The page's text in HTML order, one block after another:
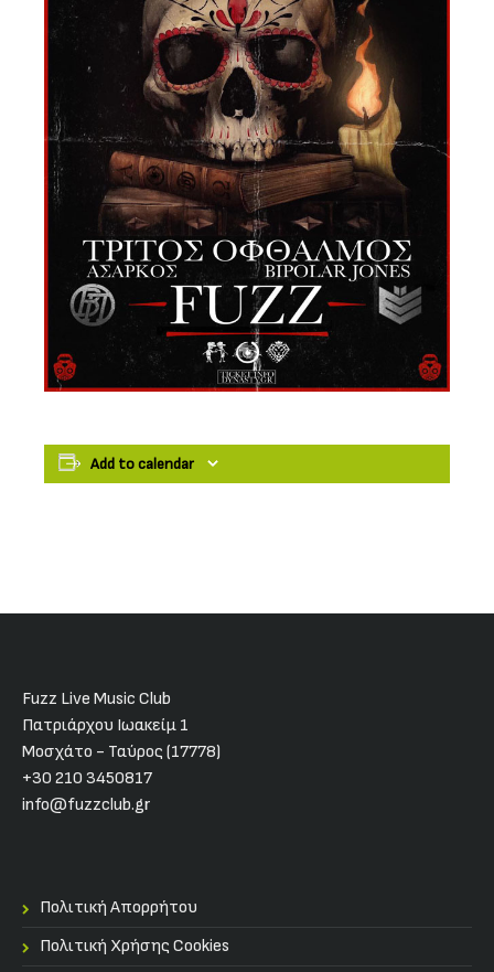
Add to calendar
Fuzz Live Music Club
Πατριάρχου Ιωακείμ 1
Μοσχάτο - Ταύρος (17778)
+30 210 3450817
info@fuzzclub.gr
Πολιτική Απορρήτου
Πολιτική Χρήσης Cookies